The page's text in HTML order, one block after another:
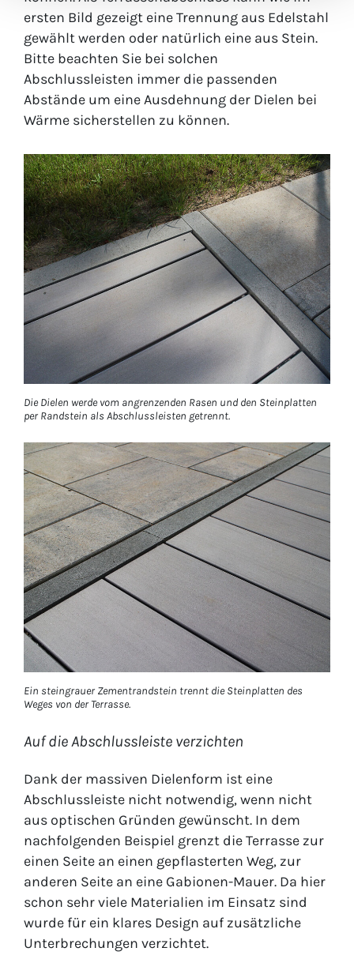
ersten Bild gezeigt eine Trennung aus Edelstahl
gewählt werden oder natürlich eine aus Stein.
Bitte beachten Sie bei solchen
Abschlussleisten immer die passenden
Abstände um eine Ausdehnung der Dielen bei
Wärme sicherstellen zu können.
Die Dielen werde vom angrenzenden Rasen und den Steinplatten
per Randstein als Abschlussleisten getrennt.
Ein steingrauer Zementrandstein trennt die Steinplatten des
Weges von der Terrasse.
Auf die Abschlussleiste verzichten
Dank der massiven Dielenform ist eine
Abschlussleiste nicht notwendig, wenn nicht
aus optischen Gründen gewünscht. In dem
nachfolgenden Beispiel grenzt die Terrasse zur
einen Seite an einen gepflasterten Weg, zur
anderen Seite an eine Gabionen-Mauer. Da hier
schon sehr viele Materialien im Einsatz sind
wurde für ein klares Design auf zusätzliche
Unterbrechungen verzichtet.